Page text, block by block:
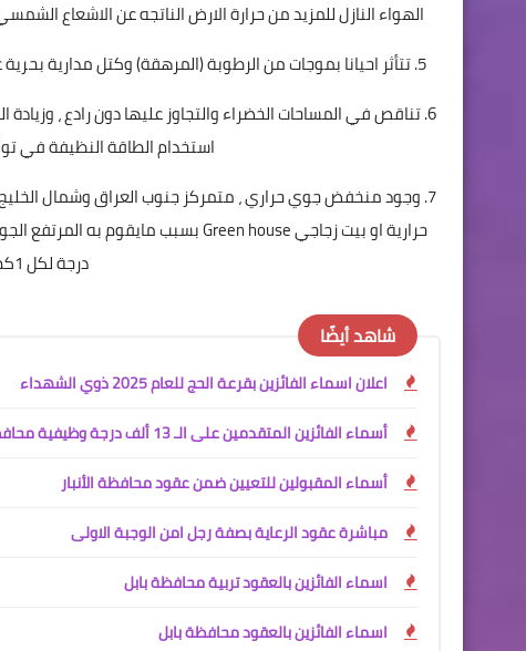
الهواء النازل للمزيد من حرارة الارض الناتجه عن الاشعاع
5. تتأثر احيانا بموجات من الرطوبة (المرهقة) وكتل مدارية بحرية عند تحول الرياح جنوبية شرقية محملة بالرطوبة من مياة الخليج العربي.
6. تناقص في المساحات الخضراء والتجاوز عليها دون رادع ،
استخدام الطاقة النظيفة في
7. وجود منخفض جوي حراري ، متمركز جنوب العراق وشمال
درجة لكل 1كم نزول للهواء الجاف.
شاهد أيضًا
اعلان اسماء الفائزين بقرعة الحج للعام 2025 ذوي الشهداء
أسماء الفائزين المتقدمين على الـ 13 ألف درجة وظيفية محافظة البصرة
أسماء المقبولين للتعيين ضمن عقود محافظة الأنبار
مباشرة عقود الرعاية بصفة رجل امن الوجبة الاولى
اسماء الفائزين بالعقود تربية محافظة بابل
اسماء الفائزين بالعقود محافظة بابل